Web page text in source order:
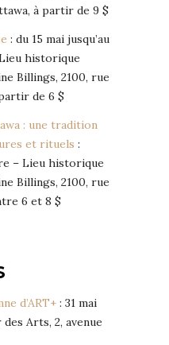
à partir de 9 $
: du 15 mai jusqu’au
historique
Billings, 2100, rue
de 6 $
: une tradition
et rituels :
– Lieu historique
Billings, 2100, rue
6 et 8 $
d’ART+ : 31 mai
Arts, 2, avenue